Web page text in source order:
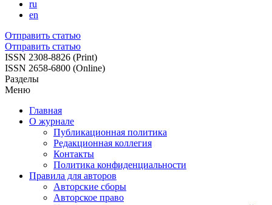
ru
en
Отправить статью
Отправить статью
ISSN 2308-8826 (Print)
ISSN 2658-6800 (Online)
Разделы
Меню
Главная
О журнале
Публикационная политика
Редакционная коллегия
Контакты
Политика конфиденциальности
Правила для авторов
Авторские сборы
Авторское право